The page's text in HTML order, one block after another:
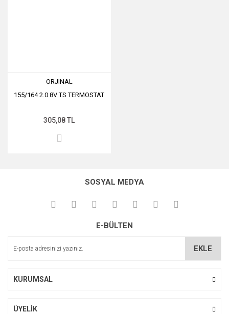
ORJINAL
155/164 2.0 8V TS TERMOSTAT
305,08 TL
SOSYAL MEDYA
E-BÜLTEN
EKLE
KURUMSAL
ÜYELİK